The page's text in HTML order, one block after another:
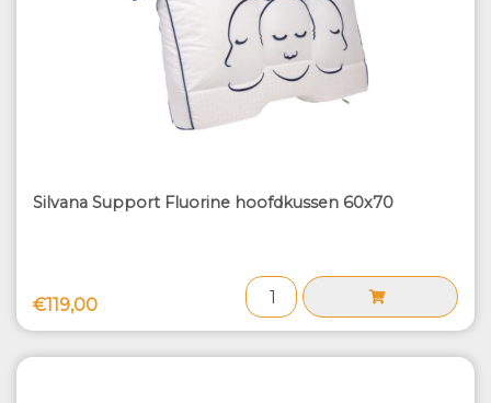
Silvana Support Fluorine hoofdkussen 60x70
€119,00